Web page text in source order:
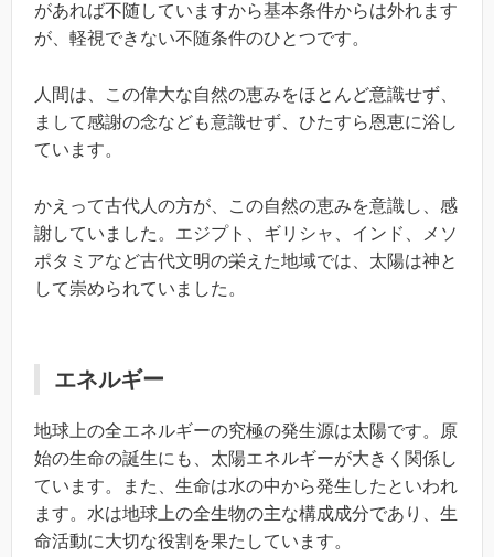
があれば不随していますから基本条件からは外れます
が、軽視できない不随条件のひとつです。
人間は、この偉大な自然の恵みをほとんど意識せず、
まして感謝の念なども意識せず、ひたすら恩恵に浴し
ています。
かえって古代人の方が、この自然の恵みを意識し、感
謝していました。エジプト、ギリシャ、インド、メソ
ポタミアなど古代文明の栄えた地域では、太陽は神と
して崇められていました。
エネルギー
地球上の全エネルギーの究極の発生源は太陽です。原
始の生命の誕生にも、太陽エネルギーが大きく関係し
ています。また、生命は水の中から発生したといわれ
ます。水は地球上の全生物の主な構成成分であり、生
命活動に大切な役割を果たしています。